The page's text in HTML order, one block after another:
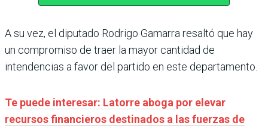
A su vez, el diputado Rodrigo Gamarra resaltó que hay
un compromiso de traer la mayor cantidad de
intendencias a favor del partido en este departamento.
Te puede interesar: Latorre aboga por elevar
recursos financieros destinados a las fuerzas de